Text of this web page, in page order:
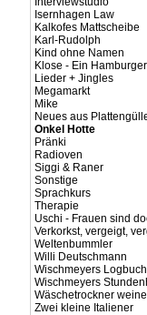
Isernhagen Law
Kalkofes Mattscheibe
Karl-Rudolph
Kind ohne Namen
Klose - Ein
Lieder + Jingles
Megamarkt
Mike
Neues aus
Onkel Hotte
Pränki
Radioven
Siggi & Raner
Sonstige
Sprachkurs
Therapie
Uschi - Frauen sind
Verkorkst, vergeigt,
Weltenbummler
Willi Deutschmann
Wischmeyers Logbuch
Wischmeyers
Wäschetrockner
Zwei kleine Italiener